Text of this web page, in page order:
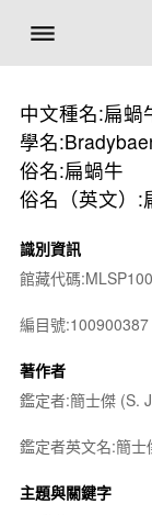
中文種名:扁蝸
學名
俗名:扁蝸牛
俗名（英文）:
識別資訊
館藏代碼
編目號:100900387
著作者
鑑定者:簡士傑 (S.
鑑定者英文名:簡
主題與關鍵字